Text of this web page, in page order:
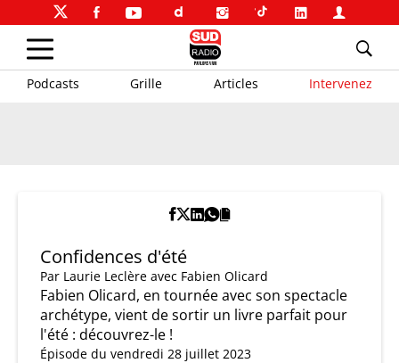
Podcasts Grille Articles Intervenez
Confidences d'été
Par Laurie Leclère avec Fabien Olicard
Fabien Olicard, en tournée avec son spectacle
archétype, vient de sortir un livre parfait pour
l'été : découvrez-le !
Épisode du vendredi 28 juillet 2023